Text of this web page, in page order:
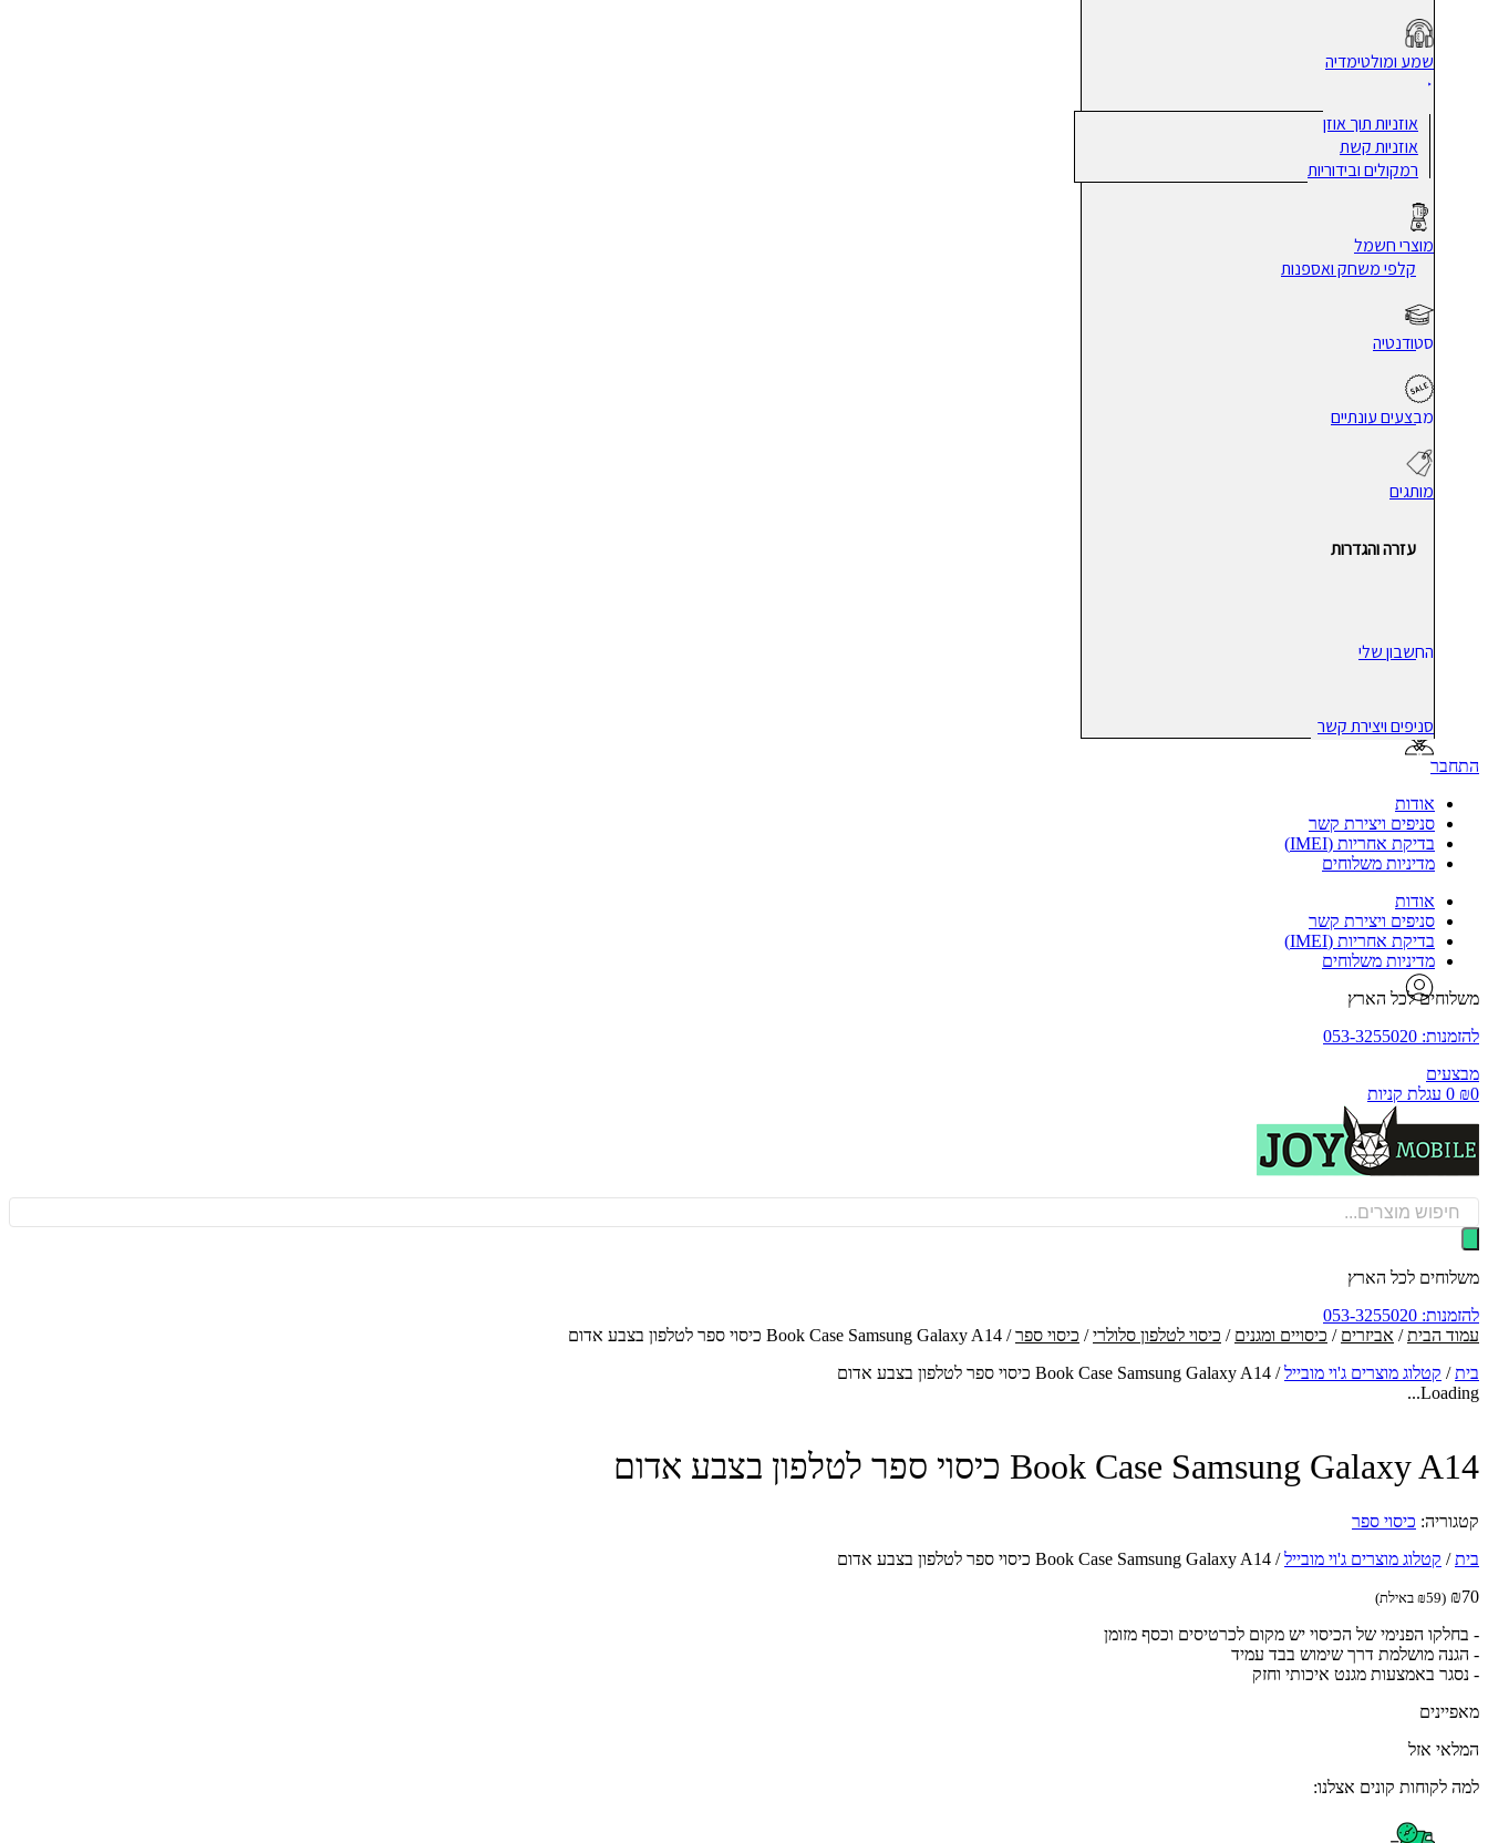
שמע ומולטימדיה
אוזניות תוך אוזן
אוזניות קשת
רמקולים ובידוריות
מוצרי חשמל
קלפי משחק ואספנות
סטודנטיה
מבצעים עונתיים
מותגים
עזרה והגדרות
החשבון שלי
סניפים ויצירת קשר
התחבר
אודות
סניפים ויצירת קשר
בדיקת אחריות (IMEI)
מדיניות משלוחים
אודות
סניפים ויצירת קשר
בדיקת אחריות (IMEI)
מדיניות משלוחים
משלוחים לכל הארץ
להזמנות: 053-3255020
מבצעים
₪0
0 עגלת קניות
Products
search
משלוחים לכל הארץ
להזמנות: 053-3255020
עמוד הבית/ אביזרים / כיסויים ומגנים / כיסוי לטלפון סלולרי/ כיסוי ספר/ Book Case Samsung Galaxy A14 כיסוי ספר לטלפון בצבע אדום
בית/ קטלוג מוצרים ג'וי מובייל/ Book Case Samsung Galaxy A14 כיסוי ספר לטלפון בצבע אדום
Loading...
Book Case Samsung Galaxy A14 כיסוי ספר לטלפון בצבע אדום
קטגוריה: כיסוי ספר
בית/ קטלוג מוצרים ג'וי מובייל/ Book Case Samsung Galaxy A14 כיסוי ספר לטלפון בצבע אדום
₪70
(
₪59 באילת)
- בחלקו הפנימי של הכיסוי יש מקום לכרטיסים וכסף מזומן
- הגנה מושלמת דרך שימוש בבד עמיד
- נסגר באמצעות מגנט איכותי וחזק
מאפיינים
המלאי אזל
למה לקוחות קונים אצלנו: